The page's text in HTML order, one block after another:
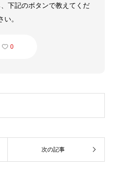
下記のボタンで教えてくだ
い。
0
次の記事